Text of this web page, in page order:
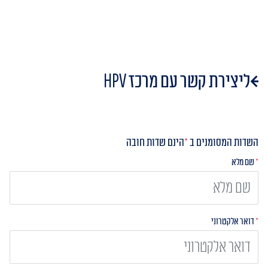
ליצירת קשר עם מרכז HPV
השדות המסומנים ב*הינם שדות חובה
*שם מלא
*דואר אלקטרוני